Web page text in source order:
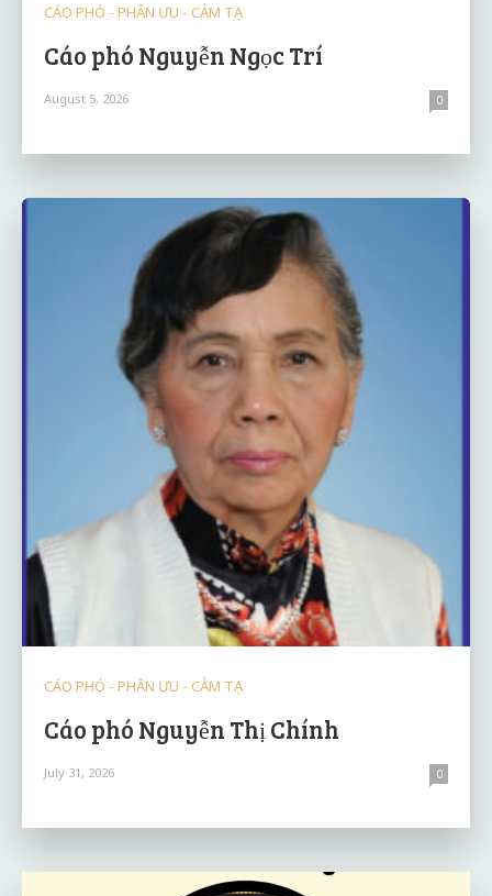
CÁO PHÓ - PHÂN ƯU - CẢM TẠ
Cáo phó Nguyễn Ngọc Trí
August 5, 2026 0
CÁO PHÓ - PHÂN ƯU - CẢM TẠ
Cáo phó Nguyễn Thị Chính
July 31, 2026 0